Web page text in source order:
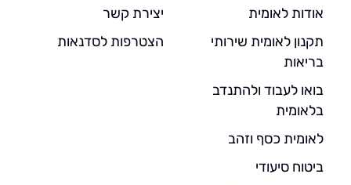
אודות לאומית
תקנון לאומית שירותי
בריאות
בואו לעבוד ולהתנדב
בלאומית
לאומית כסף וזהב
ביטוח סיעודי
יצירת קשר
הצטרפות לסדנאות